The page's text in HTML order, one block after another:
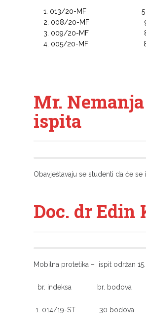
013/20-MF 5
008/20-MF
009/20-MF
005/20-MF
Mr.
ispita
Obavještavaju se studenti da će
Doc. dr Edin
Mobilna protetika – ispit održan
br. indeksa br.
1. 014/19-ST 30 bodova